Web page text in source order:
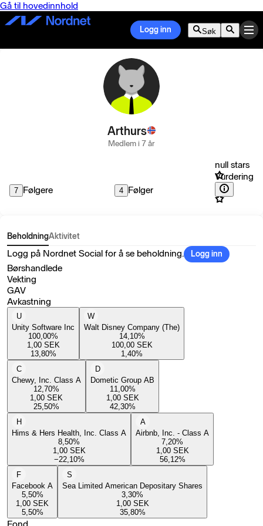
Gå til hovedinnhold
Logg inn Søk
Arthurs
Medlem i 7 år
7 Følgere 4 Følger
null stars
Vurdering
BeholdningAktivitet
Logg på Nordnet Social for å se beholdning. Logg inn
Børshandlede
Vekting
GAV
Avkastning
U
Unity Software Inc
100,00%
1,00 SEK
13,80%
W
Walt Disney Company (The)
14,10%
100,00 SEK
1,40%
C
Chewy, Inc. Class A
12,70%
1,00 SEK
25,50%
D
Dometic Group AB
11,00%
1,00 SEK
42,30%
H
Hims & Hers Health, Inc. Class A
8,50%
1,00 SEK
−22,10%
A
Airbnb, Inc. - Class A
7,20%
1,00 SEK
56,12%
F
Facebook A
5,50%
1,00 SEK
5,50%
S
Sea Limited American Depositary Shares
3,30%
1,00 SEK
35,80%